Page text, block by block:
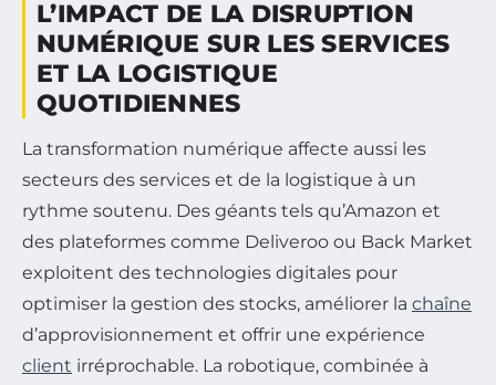
L’IMPACT DE LA DISRUPTION
NUMÉRIQUE SUR LES SERVICES
ET LA LOGISTIQUE
QUOTIDIENNES
La transformation numérique affecte aussi les
secteurs des services et de la logistique à un
rythme soutenu. Des géants tels qu’Amazon et
des plateformes comme Deliveroo ou Back Market
exploitent des technologies digitales pour
optimiser la gestion des stocks, améliorer la chaîne
d’approvisionnement et offrir une expérience
client irréprochable. La robotique, combinée à